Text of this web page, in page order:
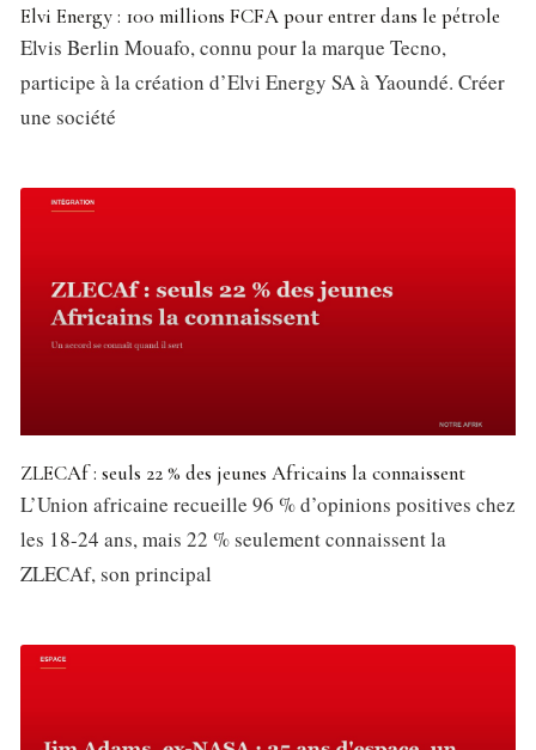
Elvi Energy : 100 millions FCFA pour entrer dans le pétrole
Elvis Berlin Mouafo, connu pour la marque Tecno,
participe à la création d’Elvi Energy SA à Yaoundé. Créer
une société
ZLECAf : seuls 22 % des jeunes Africains la connaissent
L’Union africaine recueille 96 % d’opinions positives chez
les 18-24 ans, mais 22 % seulement connaissent la
ZLECAf, son principal